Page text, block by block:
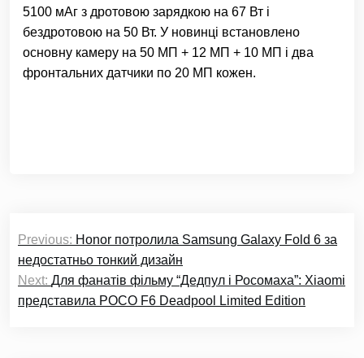
5100 мАг з дротовою зарядкою на 67 Вт і
бездротовою на 50 Вт. У новинці встановлено
основну камеру на 50 МП + 12 МП + 10 МП і два
фронтальних датчики по 20 МП кожен.
записів
Previous: Honor потролила Samsung Galaxy Fold 6 за
недостатньо тонкий дизайн
Next: Для фанатів фільму “Дедпул і Росомаха”: Xiaomi
представила POCO F6 Deadpool Limited Edition